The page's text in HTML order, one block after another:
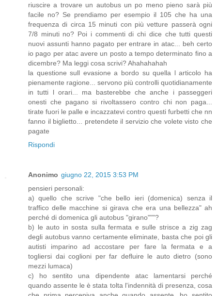
riuscire a trovare un autobus un po meno pieno sarà più
facile no? Se prendiamo per esempio il 105 che ha una
frequenza di circa 15 minuti con più vetture passerà ogni
7/8 minuti no? Poi i commenti di chi dice che tutti questi
nuovi assunti hanno pagato per entrare in atac... beh certo
io pago per atac avere un posto a tempo determinato fino a
dicembre? Ma leggi cosa scrivi? Ahahahahah
la questione sull evasione a bordo su quella l articolo ha
pienamente ragione... servono più controlli quotidianamente
in tutti l orari... ma basterebbe che anche i passeggeri
onesti che pagano si rivoltassero contro chi non paga...
tirate fuori le palle e incazzatevi contro questi furbetti che nn
fanno il biglietto... pretendete il servizio che volete visto che
pagate
Rispondi
Anonimo giugno 22, 2015 3:53 PM
pensieri personali:
a) quello che scrive "che bello ieri (domenica) senza il
traffico delle macchine si girava che era una bellezza" ah
perché di domenica gli autobus "girano"""?
b) le auto in sosta sulla fermata e sulle strisce a zig zag
degli autobus vanno certamente eliminate, basta che poi gli
autisti imparino ad accostare per fare la fermata e a
togliersi dai coglioni per far defluire le auto dietro (sono
mezzi lumaca)
c) ho sentito una dipendente atac lamentarsi perché
quando assente le è stata tolta l'indennità di presenza, cosa